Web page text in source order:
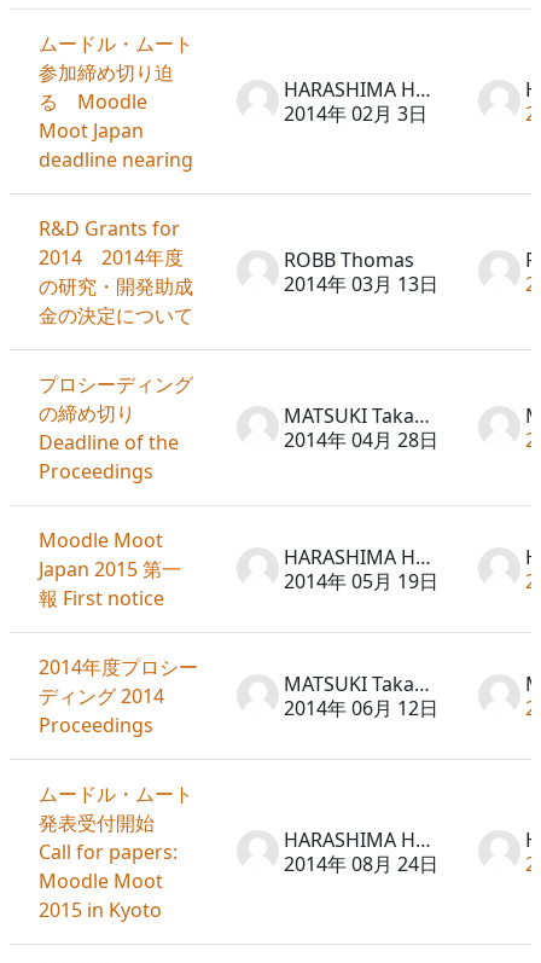
ムードル・ムート
参加締め切り迫
る Moodle
Moot Japan
deadline nearing
HARASHIMA Hideto
2014年 02月 3日
R&D Grants for
2014 2014年度
の研究・開発助成
金の決定について
ROBB Thomas
2014年 03月 13日
プロシーディング
の締め切り
Deadline of the
Proceedings
MATSUKI Takayuki
2014年 04月 28日
Moodle Moot
Japan 2015 第一
報 First notice
HARASHIMA Hideto
2014年 05月 19日
2014年度プロシー
ディング 2014
Proceedings
MATSUKI Takayuki
2014年 06月 12日
ムードル・ムート
発表受付開始
Call for papers:
Moodle Moot
2015 in Kyoto
HARASHIMA Hideto
2014年 08月 24日